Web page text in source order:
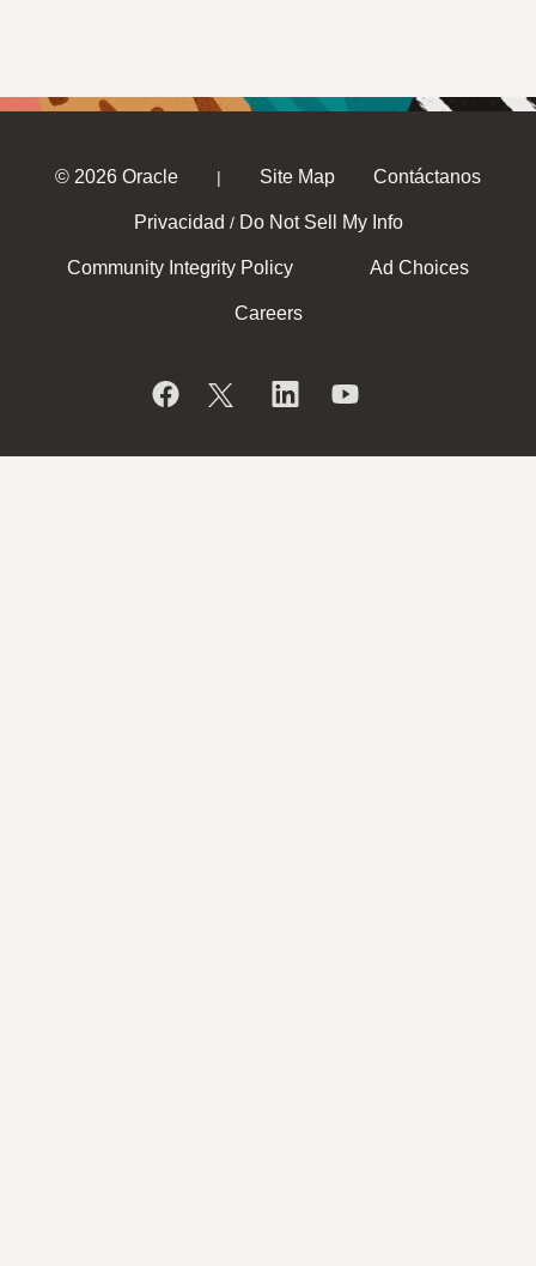
© 2026 Oracle | Site Map Contáctanos
Privacidad / Do Not Sell My Info
Community Integrity Policy Ad Choices
Careers